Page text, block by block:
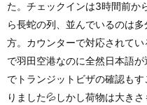
た。チェックインは3時間前か
ら長蛇の列、並んでいるのは
方。カウンターで対応されて
で羽田空港なのに全然日本語
でトランジットビザの確認も
りました💦しかし荷物は大き